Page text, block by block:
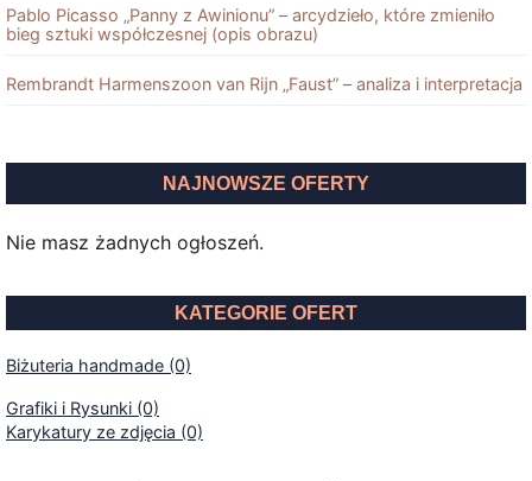
Pablo Picasso „Panny z Awinionu” – arcydzieło, które zmieniło
bieg sztuki współczesnej (opis obrazu)
Rembrandt Harmenszoon van Rĳn „Faust” – analiza i interpretacja
NAJNOWSZE OFERTY
Nie masz żadnych ogłoszeń.
KATEGORIE OFERT
Biżuteria handmade (0)
Grafiki i Rysunki (0)
Karykatury ze zdjęcia (0)